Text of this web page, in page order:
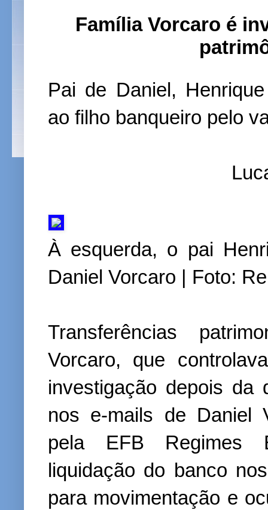
Família Vorcaro é
Pai de Daniel,
ao filho banqueiro pelo
À esquerda, o pai
Daniel Vorcaro | Foto:
Transferências
Vorcaro, que
investigação depois da
nos e-mails de Daniel
pela EFB Regimes
liquidação do banco
para movimentação e